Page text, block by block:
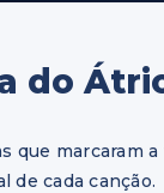
do
que marcaram
de cada canção.